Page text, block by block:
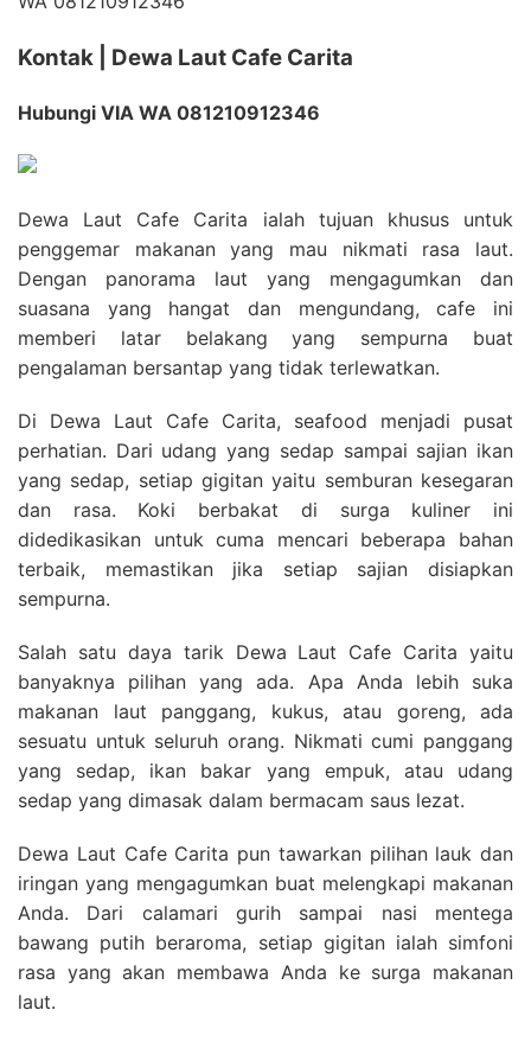
Kontak | Dewa Laut Cafe Carita
Hubungi VIA WA 081210912346
Dewa Laut Cafe Carita ialah tujuan khusus untuk
penggemar makanan yang mau nikmati rasa laut.
Dengan panorama laut yang mengagumkan dan
suasana yang hangat dan mengundang, cafe ini
memberi latar belakang yang sempurna buat
pengalaman bersantap yang tidak terlewatkan.
Di Dewa Laut Cafe Carita, seafood menjadi pusat
perhatian. Dari udang yang sedap sampai sajian ikan
yang sedap, setiap gigitan yaitu semburan kesegaran
dan rasa. Koki berbakat di surga kuliner ini
didedikasikan untuk cuma mencari beberapa bahan
terbaik, memastikan jika setiap sajian disiapkan
sempurna.
Salah satu daya tarik Dewa Laut Cafe Carita yaitu
banyaknya pilihan yang ada. Apa Anda lebih suka
makanan laut panggang, kukus, atau goreng, ada
sesuatu untuk seluruh orang. Nikmati cumi panggang
yang sedap, ikan bakar yang empuk, atau udang
sedap yang dimasak dalam bermacam saus lezat.
Dewa Laut Cafe Carita pun tawarkan pilihan lauk dan
iringan yang mengagumkan buat melengkapi makanan
Anda. Dari calamari gurih sampai nasi mentega
bawang putih beraroma, setiap gigitan ialah simfoni
rasa yang akan membawa Anda ke surga makanan
laut.